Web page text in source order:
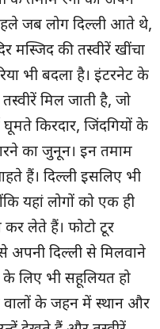
जब लोग दिल्ली आते थे,
मस्जिद की तस्वीरें खींचा
भी बदला है। इंटरनेट के
मिल जाती है, जो
घूमते किरदार, जिंदगियों के
का जुनून। इन तमाम
हैं। दिल्ली इसलिए भी
यहां लोगों को एक ही
लेते हैं। फोटो टूर
अपनी दिल्ली से मिलवाने
के लिए भी सहूलियत हो
वालों के जहन में स्थान और